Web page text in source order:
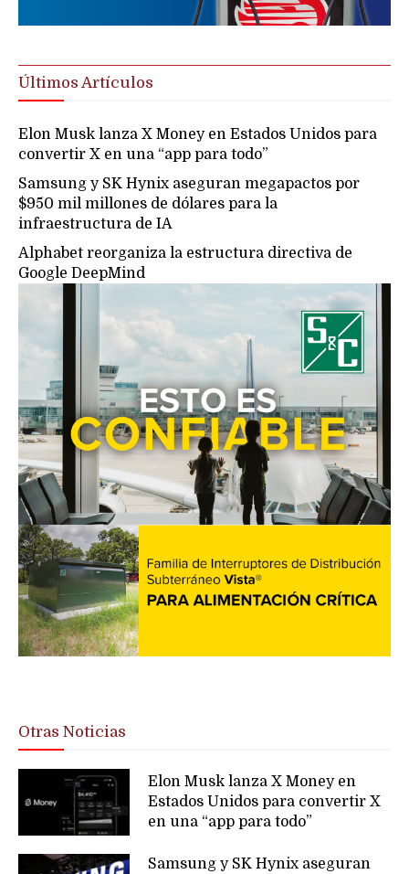
Últimos Artículos
Elon Musk lanza X Money en Estados Unidos para
convertir X en una “app para todo”
Samsung y SK Hynix aseguran megapactos por
$950 mil millones de dólares para la
infraestructura de IA
Alphabet reorganiza la estructura directiva de
Google DeepMind
Otras Noticias
Elon Musk lanza X Money en
Estados Unidos para convertir X
en una “app para todo”
Samsung y SK Hynix aseguran